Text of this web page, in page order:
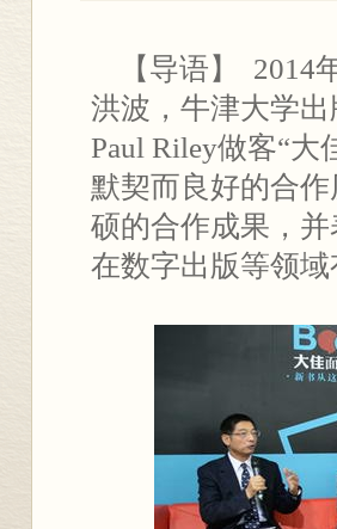
【导语】 2014
洪波，牛津大学
Paul Riley做客“
默契而良好的合
硕的合作成果，
在数字出版等领